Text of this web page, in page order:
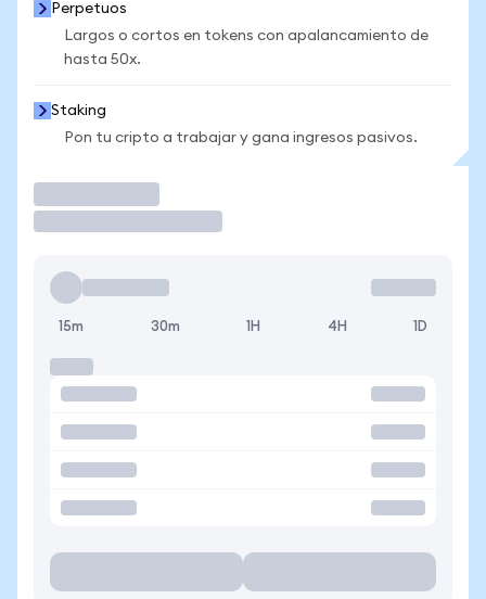
Perpetuos
Largos o cortos en tokens con apalancamiento de
hasta 50x.
Staking
Pon tu cripto a trabajar y gana ingresos pasivos.
15m 30m 1H 4H 1D